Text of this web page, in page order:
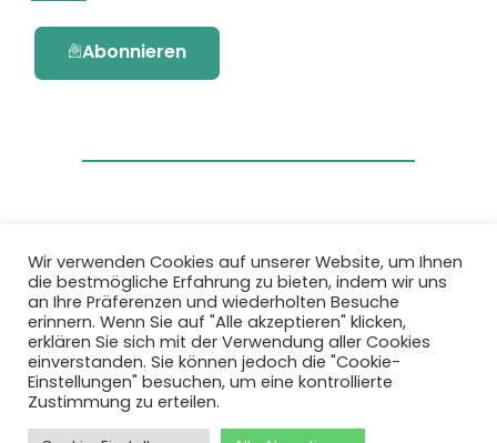
Abonnieren
Dieses Projekt wurde durch das Forschungs-
und Innovationsprogramm Horizon 2020 der
Europäischen Union unter der
Fördervereinbarung Nr. 101036418 gefördert.
Datenschutzbestimmungen
Richtlinie
Wir verwenden Cookies auf unserer Website, um Ihnen
die bestmögliche Erfahrung zu bieten, indem wir uns
an Ihre Präferenzen und wiederholten Besuche
erinnern. Wenn Sie auf "Alle akzeptieren" klicken,
erklären Sie sich mit der Verwendung aller Cookies
einverstanden. Sie können jedoch die "Cookie-
Einstellungen" besuchen, um eine kontrollierte
Zustimmung zu erteilen.